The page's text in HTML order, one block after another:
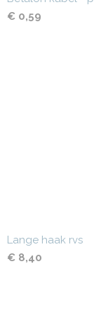
€ 0,59
Lange haak rvs
€ 8,40